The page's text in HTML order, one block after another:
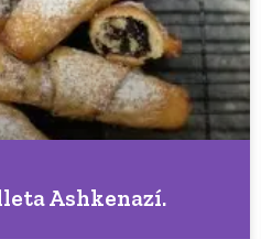
Ashkenazí.